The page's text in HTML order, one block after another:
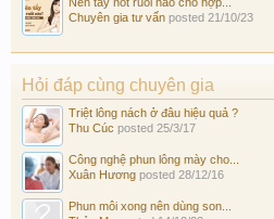
Chuyên gia tư vấn posted 21/10/23
Hỏi đáp cùng chuyên gia
Triệt lông nách ở đâu hiệu quả ?
Thu Cúc posted 25/3/17
Công nghệ phun lông mày cho...
Xuân Hương posted 28/12/16
Phun môi xong nên dùng son...